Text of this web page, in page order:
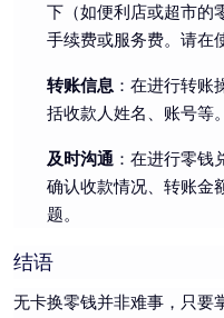
下（如便利店或超市的
手续费或服务费。请在
转账信息 ：在进行转
括收款人姓名、账号等
及时沟通 ：在进行零钱
确认收款情况、转账金
题。
结语
无卡换零钱并非难事，只要